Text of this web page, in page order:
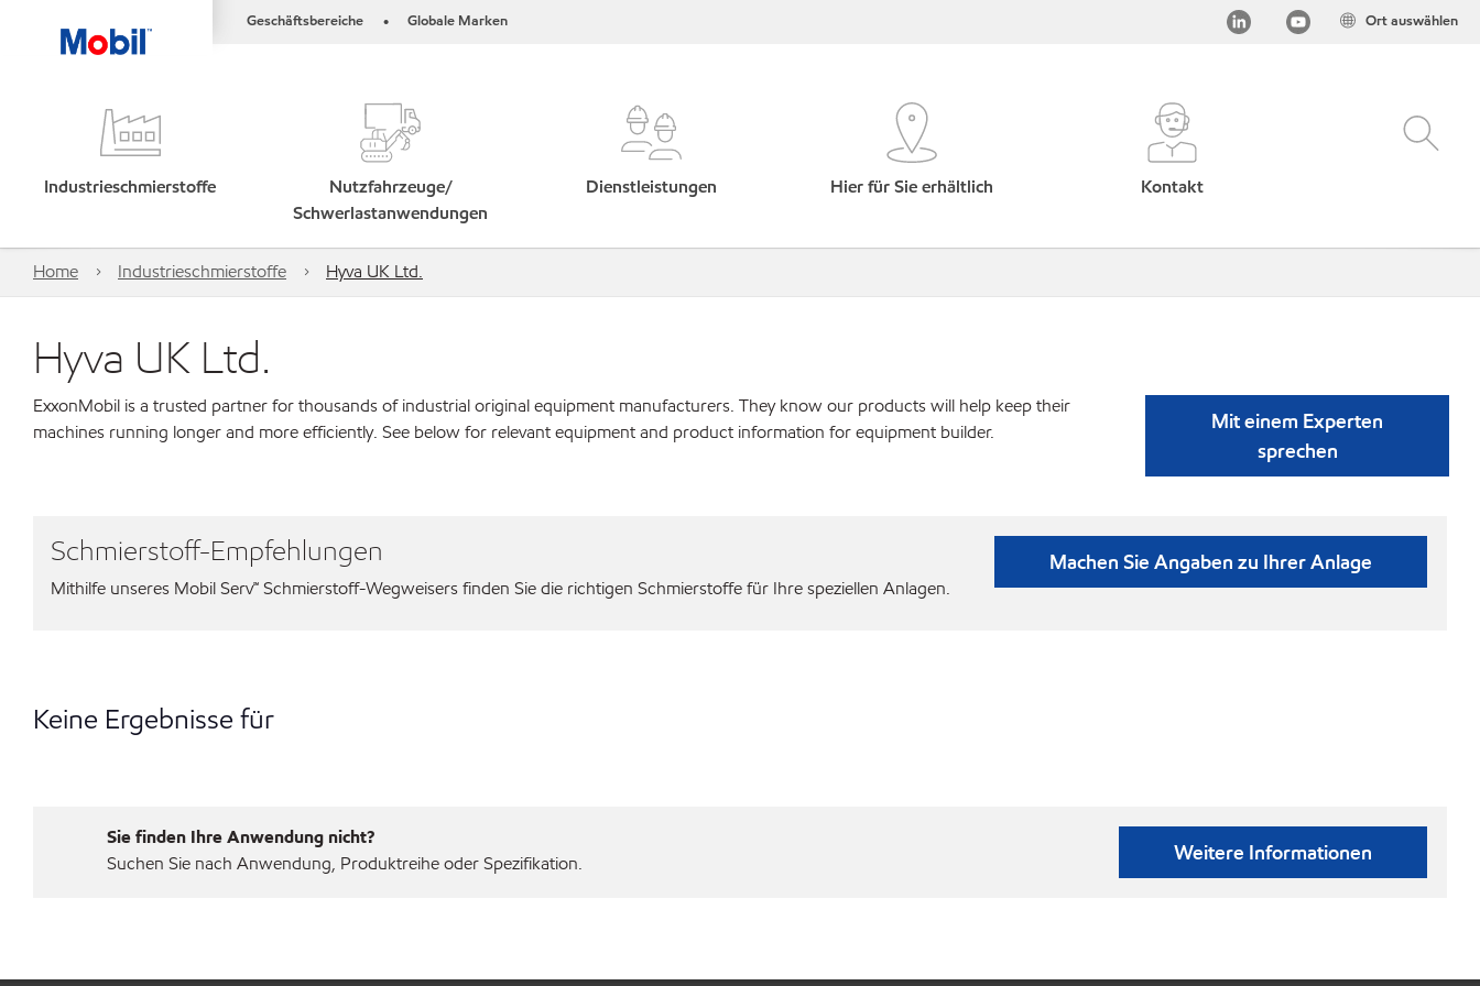
Geschäftsbereiche • Globale Marken Ort auswählen
Industrieschmierstoffe
Nutzfahrzeuge/
Schwerlastanwendungen
Dienstleistungen Hier für Sie erhältlich Kontakt
Home Industrieschmierstoffe Hyva UK Ltd.
Hyva UK Ltd.
ExxonMobil is a trusted partner for thousands of industrial original equipment manufacturers. They know our products will help keep their
machines running longer and more efficiently. See below for relevant equipment and product information for equipment builder.
Mit einem Experten
sprechen
Schmierstoff-Empfehlungen
Mithilfe unseres Mobil Serv℠ Schmierstoff-Wegweisers finden Sie die richtigen Schmierstoffe für Ihre speziellen Anlagen.
Machen Sie Angaben zu Ihrer Anlage
Keine Ergebnisse für
Sie finden Ihre Anwendung nicht?
Suchen Sie nach Anwendung, Produktreihe oder Spezifikation.
Weitere Informationen